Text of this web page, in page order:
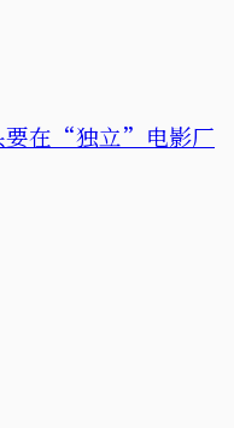
要在“独立”电影厂